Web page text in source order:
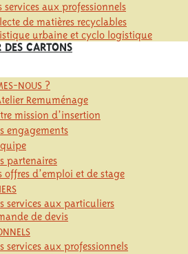
services aux professionnels
de matières recyclables
urbaine et cyclo logistique
DES CARTONS
NOUS ?
Remuménage
mission d’insertion
engagements
partenaires
offres d’emploi et de stage
services aux particuliers
de devis
services aux professionnels